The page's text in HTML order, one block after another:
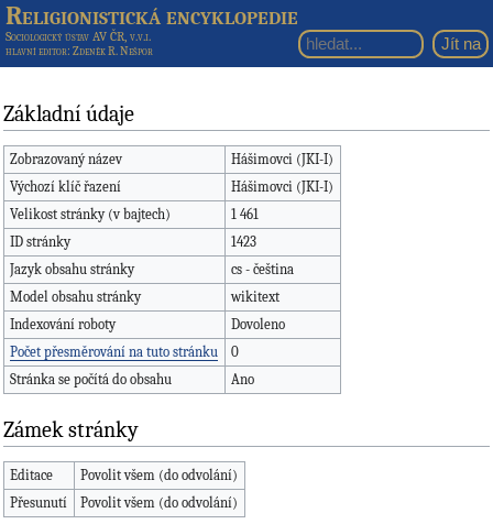
Religionistická encyklopedie
Sociologický ústav AV ČR, v.v.i.
hlavní editor: Zdeněk R. Nešpor
Základní údaje
Zobrazovaný název
Hášimovci (JKI-I)
Výchozí klíč řazení
Hášimovci (JKI-I)
Velikost stránky (v bajtech)
1 461
ID stránky
1423
Jazyk obsahu stránky
cs - čeština
Model obsahu stránky
wikitext
Indexování roboty
Dovoleno
Počet přesměrování na tuto stránku
0
Stránka se počítá do obsahu
Ano
Zámek stránky
Editace
Povolit všem (do odvolání)
Přesunutí
Povolit všem (do odvolání)